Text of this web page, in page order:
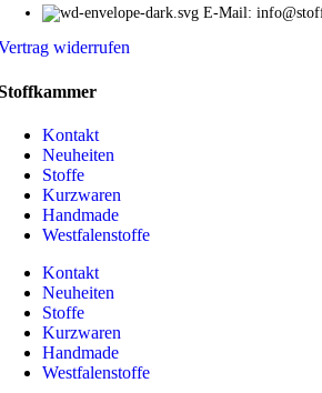
E-Mail:
widerrufen
Kontakt
Neuheiten
Stoffe
Kurzwaren
Handmade
Westfalenstoffe
Kontakt
Neuheiten
Stoffe
Kurzwaren
Handmade
Westfalenstoffe